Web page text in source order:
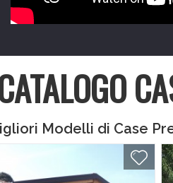
Modelli di Case